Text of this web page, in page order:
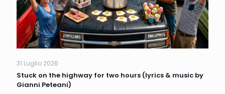
31 Luglio 2026
Stuck on the highway for two hours (lyrics & music by
Gianni Peteani)